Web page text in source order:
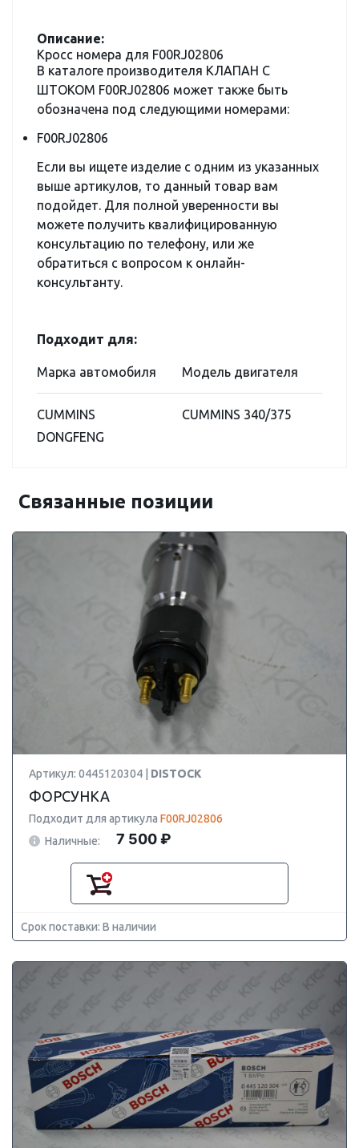
Описание:
Кросс номера для F00RJ02806
В каталоге производителя КЛАПАН С
ШТОКОМ F00RJ02806 может также быть
обозначена под следующими номерами:
F00RJ02806
Если вы ищете изделие с одним из указанных
выше артикулов, то данный товар вам
подойдет. Для полной уверенности вы
можете получить квалифицированную
консультацию по телефону, или же
обратиться с вопросом к онлайн-
консультанту.
Подходит для:
Марка автомобиля Модель двигателя
CUMMINS
DONGFENG
CUMMINS 340/375
Связанные позиции
Артикул: 0445120304 | DISTOCK
ФОРСУНКА
Подходит для артикула F00RJ02806
Наличные:
7 500 ₽
Срок поставки: В наличии